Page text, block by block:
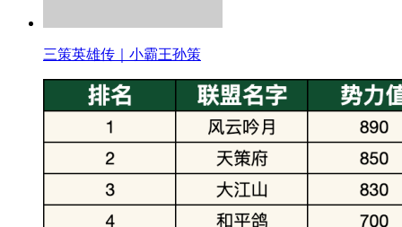
三策英雄传｜小霸王孙策